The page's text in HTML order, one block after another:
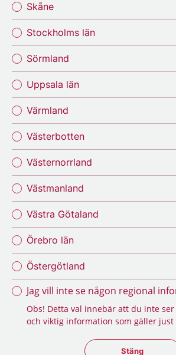
Skåne
Stockholms län
Sörmland
Uppsala län
Värmland
Västerbotten
Västernorrland
Västmanland
Västra Götaland
Örebro län
Östergötland
Jag vill inte se någon regional
Obs! Detta val innebär att du inte
och viktig information som gäller
Stäng
Stäng